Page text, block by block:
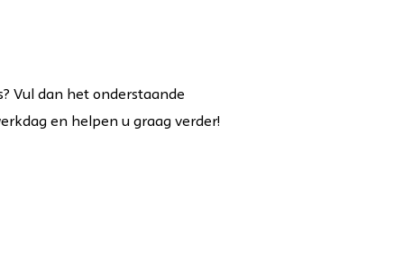
Vul dan het onderstaande
en helpen u graag verder!